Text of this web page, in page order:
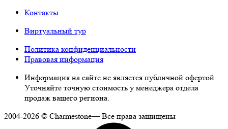
Контакты
Виртуальный тур
Политика конфиденциальности
Правовая информация
Информация на сайте не является публичной офертой.
Уточняйте точную стоимость у менеджера отдела
продаж вашего региона.
2004-2026 © Charmestone— Все права защищены